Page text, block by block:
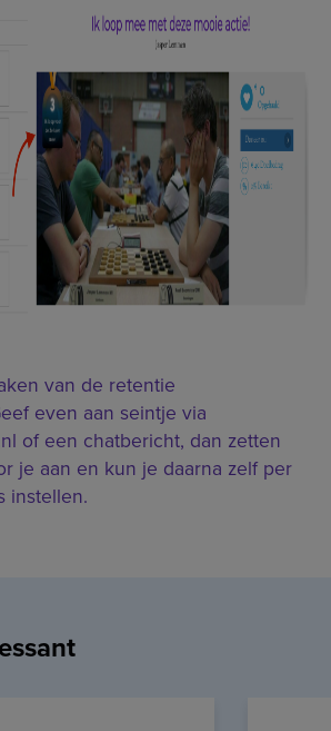
van de retentie
even aan seintje via
of een chatbericht, dan zetten
je aan en kun je daarna zelf per
instellen.